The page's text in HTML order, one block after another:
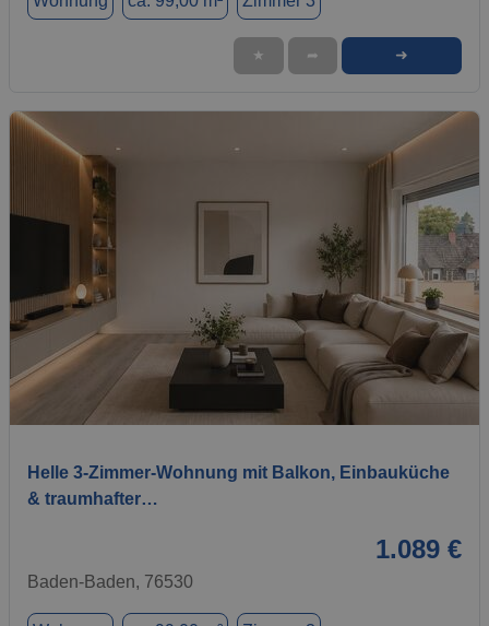
★ ➦ ➜
Helle 3-Zimmer-Wohnung mit Balkon, Einbauküche
& traumhafter…
1.089 €
Baden-Baden, 76530